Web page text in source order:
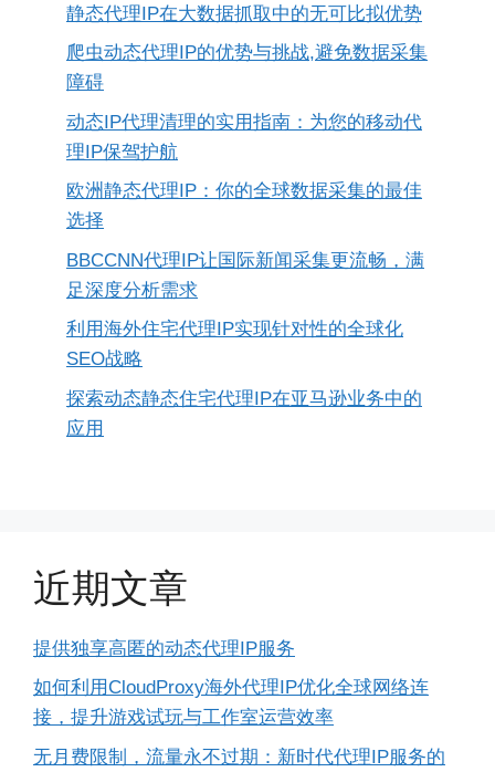
静态代理IP在大数据抓取中的无可比拟优势
爬虫动态代理IP的优势与挑战,避免数据采集
障碍
动态IP代理清理的实用指南：为您的移动代
理IP保驾护航
欧洲静态代理IP：你的全球数据采集的最佳
选择
BBCCNN代理IP让国际新闻采集更流畅，满
足深度分析需求
利用海外住宅代理IP实现针对性的全球化
SEO战略
探索动态静态住宅代理IP在亚马逊业务中的
应用
近期文章
提供独享高匿的动态代理IP服务
如何利用CloudProxy海外代理IP优化全球网络连
接，提升游戏试玩与工作室运营效率
无月费限制，流量永不过期：新时代代理IP服务的